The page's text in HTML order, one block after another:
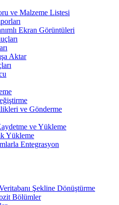
ve Malzeme Listesi
Ekran Görüntüleri
Aktar
ve Gönderme
ve Yükleme
Yükleme
Entegrasyon
Şekline Dönüştürme
Bölümler